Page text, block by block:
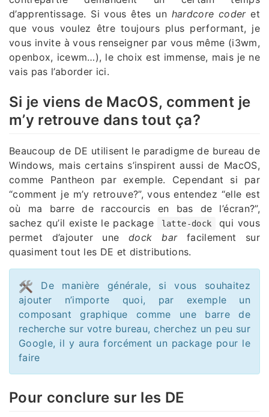
d’apprentissage. Si vous êtes un hardcore coderet
que vous voulez être toujours plus performant, je
vous invite à vous renseigner par vous même (i3wm,
openbox, icewm…), le choix est immense, mais je ne
vais pas l’aborder ici.
Si je viens de MacOS, comment je
m’y retrouve dans tout ça?
Beaucoup de DE utilisent le paradigme de bureau de
Windows, mais certains s’inspirent aussi de MacOS,
comme Pantheon par exemple. Cependant si par
“comment je m’y retrouve?”, vous entendez “elle est
où ma barre de raccourcis en bas de l’écran?”,
sachez qu’il existe le package
latte-dock
qui vous
permet d’ajouter unedock barfacilement sur
quasiment tout les DE et distributions.
De manière générale, si vous souhaitez
ajouter n’importe quoi, par exemple un
composant graphique comme une barre de
recherche sur votre bureau, cherchez un peu sur
Google, il y aura forcément un package pour le
faire
Pour conclure sur les DE